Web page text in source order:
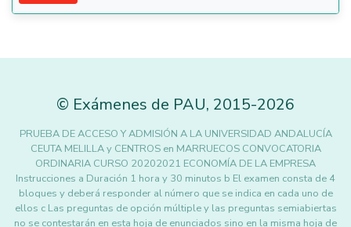
© Exámenes de PAU, 2015-2026
PRUEBA DE ACCESO Y ADMISIÓN A LA UNIVERSIDAD ANDALUCÍA
CEUTA MELILLA y CENTROS en MARRUECOS CONVOCATORIA
ORDINARIA CURSO 20202021 ECONOMÍA DE LA EMPRESA
Instrucciones a Duración 1 hora y 30 minutos b El examen consta de 4
bloques y deberá responder al número que se indica en cada uno de
ellos c Las preguntas de opción múltiple y las preguntas semiabiertas
no se contestarán en esta hoja de enunciados sino en la misma hoja de